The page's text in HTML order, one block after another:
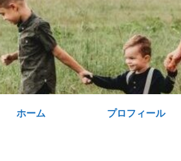
ホーム プロフィール